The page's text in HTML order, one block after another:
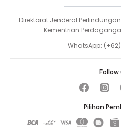
Direktorat Jenderal
Kementrian
WhatsApp: (+62)
Pilihan
Follow